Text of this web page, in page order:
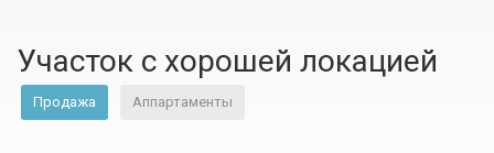
Участок с хорошей локацией
Продажа Аппартаменты